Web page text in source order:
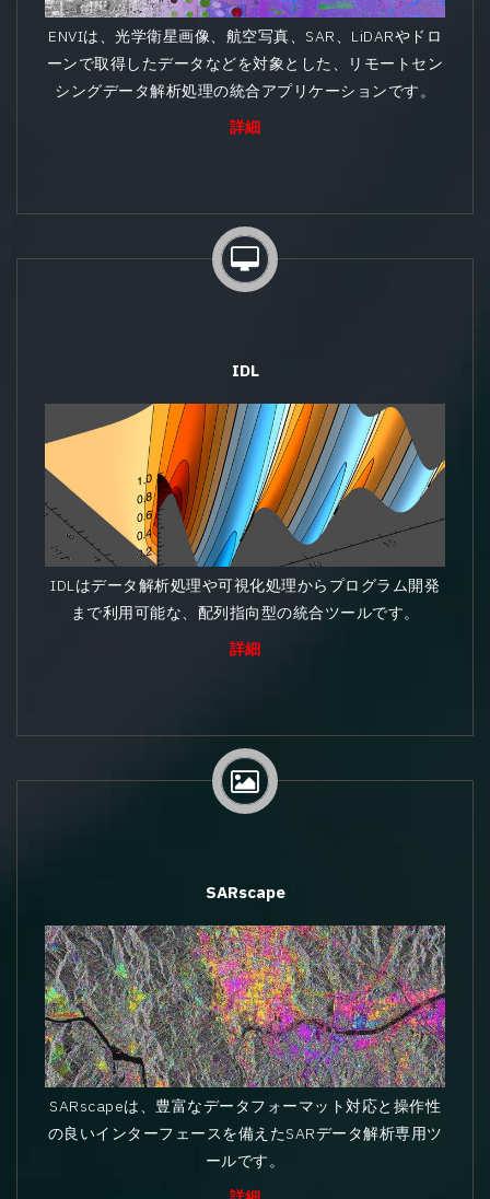
ENVIは、光学衛星画像、航空写真、SAR、LiDARやドロ
ーンで取得したデータなどを対象とした、リモートセン
シングデータ解析処理の統合アプリケーションです。
詳細
IDL
IDLはデータ解析処理や可視化処理からプログラム開発
まで利用可能な、配列指向型の統合ツールです。
詳細
SARscape
SARscapeは、豊富なデータフォーマット対応と操作性
の良いインターフェースを備えたSARデータ解析専用ツ
ールです。